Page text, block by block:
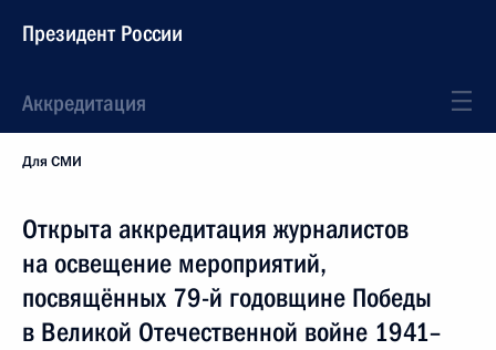
Президент России
Аккредитация
Для СМИ
Открыта аккредитация журналистов
на освещение мероприятий,
посвящённых 79-й годовщине Победы
в Великой Отечественной войне 1941–